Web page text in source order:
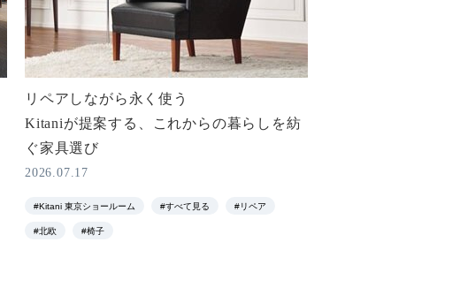
リペアしながら永く使う
Kitaniが提案する、これからの暮らしを紡
ぐ家具選び
2026.07.17
#Kitani 東京ショールーム #すべて見る #リペア
#北欧 #椅子